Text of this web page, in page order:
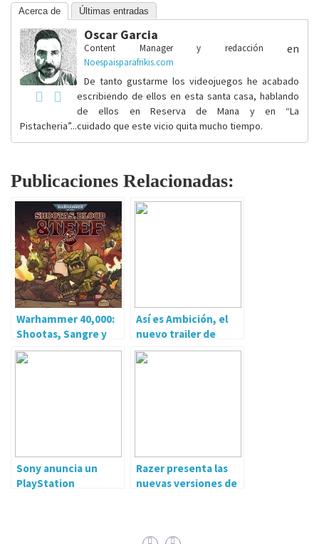
Acerca de Últimas entradas
Oscar Garcia
Content Manager y redacción en
Noespaisparafrikis.com
De tanto gustarme los videojuegos he acabado
escribiendo de ellos en esta santa casa, hablando
de ellos en Reserva de Mana y en “La
Pistacheria”...cuidado que este vicio quita mucho tiempo.
Publicaciones Relacionadas:
Warhammer 40,000:
Shootas, Sangre y
Teef ya disponible en
Nintendo Switch
Así es Ambición, el
nuevo trailer de
FINAL FANTASY XVI
Sony anuncia un
PlayStation
Razer presenta las
nuevas versiones de